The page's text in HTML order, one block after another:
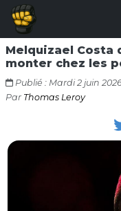
Melquizael Costa
monter chez les
Publié : Mardi 2 juin
Par Thomas Leroy